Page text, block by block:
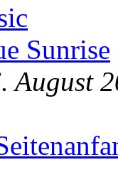
Sunrise
August